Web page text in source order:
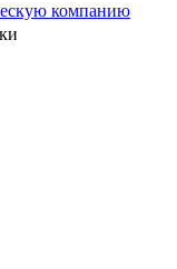
компанию